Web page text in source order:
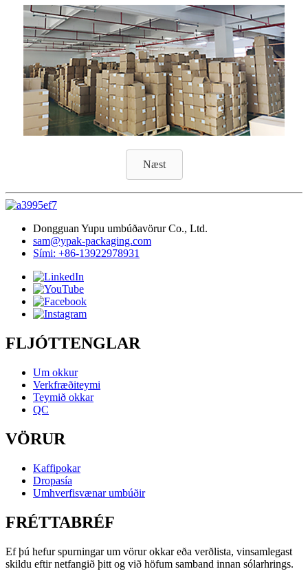
Næst
Dongguan Yupu umbúðavörur Co., Ltd.
sam@ypak-packaging.com
Sími: +86-13922978931
FLJÓTTENGLAR
Um okkur
Verkfræðiteymi
Teymið okkar
QC
VÖRUR
Kaffipokar
Dropasía
Umhverfisvænar umbúðir
FRÉTTABRÉF
Ef þú hefur spurningar um vörur okkar eða verðlista, vinsamlegast
skildu eftir netfangið þitt og við höfum samband innan sólarhrings.